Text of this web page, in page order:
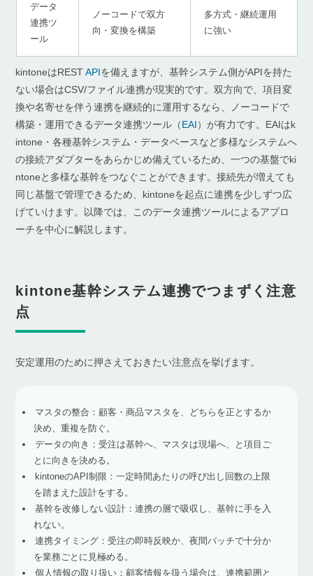
データ
連携ツ
ール
ノーコードで双方
向・変換を構築
多方式・継続運用
に強い
kintoneはRESTAPIを備えますが、基幹システム側がAPIを持た
ない場合はCSV/ファイル連携が現実的です。双方向で、項目変
換や名寄せを伴う連携を継続的に運用するなら、ノーコードで
構築・運用できるデータ連携ツール（EAI）が有力です。EAIはk
intone・各種基幹システム・データベースなど多様なシステムへ
の接続アダプターをあらかじめ備えているため、一つの基盤でki
ntoneと多様な基幹をつなぐことができます。接続先が増えても
同じ基盤で管理できるため、kintoneを起点に連携を少しずつ広
げていけます。以降では、このデータ連携ツールによるアプロ
ーチを中心に解説します。
kintone基幹システム連携でつまずく注意
点
安定運用のために押さえておきたい注意点を挙げます。
マスタの整合：顧客・商品マスタを、どちらを正とするか
決め、重複を防ぐ。
データの向き：受注は基幹へ、マスタは現場へ、と項目ご
とに向きを決める。
kintoneのAPI制限：一定時間あたりの呼び出し回数の上限
を踏まえた設計をする。
基幹を改修しない設計：連携の層で吸収し、基幹に手を入
れない。
連携タイミング：受注の即時反映か、夜間バッチで十分か
を業務ごとに見極める。
個人情報の取り扱い：顧客情報を扱う場合は、連携範囲と